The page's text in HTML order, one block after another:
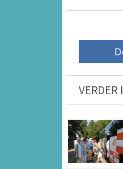
VERDER